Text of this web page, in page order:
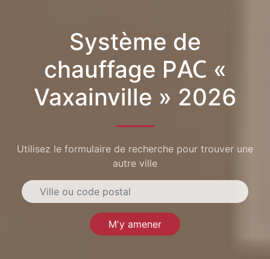
Système de
chauffage PAC «
Vaxainville » 2026
Utilisez le formulaire de recherche pour trouver une
autre ville
M'y amener